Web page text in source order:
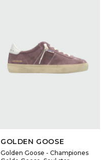
GOLDEN GOOSE
Golden Goose - Championes